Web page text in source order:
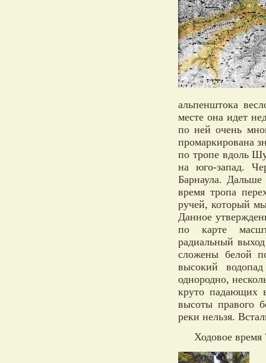
альпенштока
месте она идет
по ней очень
промаркирована
по тропе вдоль
на юго-запад.
Барнаула.
время тропа
ручей, который
Данное
по карте
радиальный
сложены белой
высокий
однородно,
круто падающих
высоты правого
реки нельзя.
Ходовое